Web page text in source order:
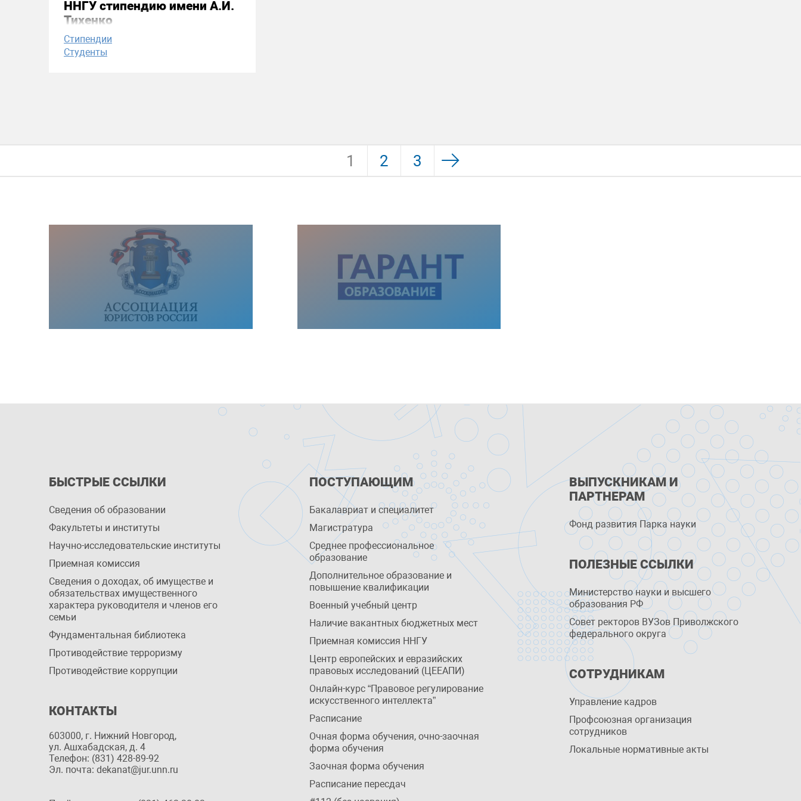
ННГУ стипендию имени А.И.
Тихенко
Стипендии
Студенты
1 2 3
БЫСТРЫЕ ССЫЛКИ
Сведения об образовании
Факультеты и институты
Научно-исследовательские институты
Приемная комиссия
Сведения о доходах, об имуществе и
обязательствах имущественного
характера руководителя и членов его
семьи
Фундаментальная библиотека
Противодействие терроризму
Противодействие коррупции
КОНТАКТЫ
603000, г. Нижний Новгород,
ул. Ашхабадская, д. 4
Телефон: (831) 428-89-92
Эл. почта: dekanat@jur.unn.ru
ПОСТУПАЮЩИМ
Бакалавриат и специалитет
Магистратура
Среднее профессиональное
образование
Дополнительное образование и
повышение квалификации
Военный учебный центр
Наличие вакантных бюджетных мест
Приемная комиссия ННГУ
Центр европейских и евразийских
правовых исследований (ЦЕЕАПИ)
Онлайн-курс “Правовое регулирование
искусственного интеллекта”
Расписание
Очная форма обучения, очно-заочная
форма обучения
Заочная форма обучения
Расписание пересдач
ВЫПУСКНИКАМ И
ПАРТНЕРАМ
Фонд развития Парка науки
ПОЛЕЗНЫЕ ССЫЛКИ
Министерство науки и высшего
образования РФ
Совет ректоров ВУЗов Приволжского
федерального округа
СОТРУДНИКАМ
Управление кадров
Профсоюзная организация
сотрудников
Локальные нормативные акты